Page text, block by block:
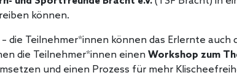
können.
die Teilnehmer*innen können das Erlernte auch
die Teilnehmer*innen einen Workshop zum
und einen Prozess für mehr